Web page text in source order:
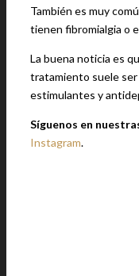
También es muy
tienen fibromialgia o
La buena noticia es
tratamiento suele
estimulantes y
Síguenos en
Instagram.